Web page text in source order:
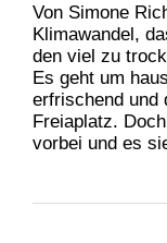
Von Simone
Klimawandel,
den viel zu
Es geht um
erfrischend und
Freiaplatz.
vorbei und es